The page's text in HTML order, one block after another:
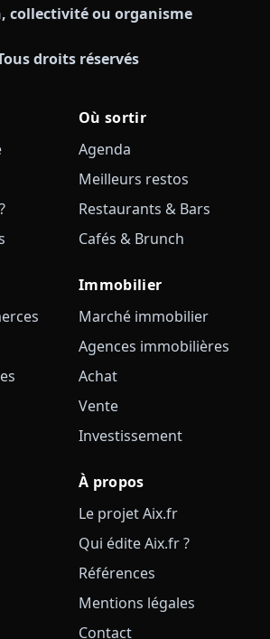
collectivité ou organisme
droits réservés
Où sortir
Agenda
Meilleurs restos
Restaurants & Bars
Cafés & Brunch
Immobilier
Marché immobilier
Agences immobilières
Achat
Vente
Investissement
À propos
Le projet Aix.fr
Qui édite Aix.fr ?
Références
Mentions légales
Contact